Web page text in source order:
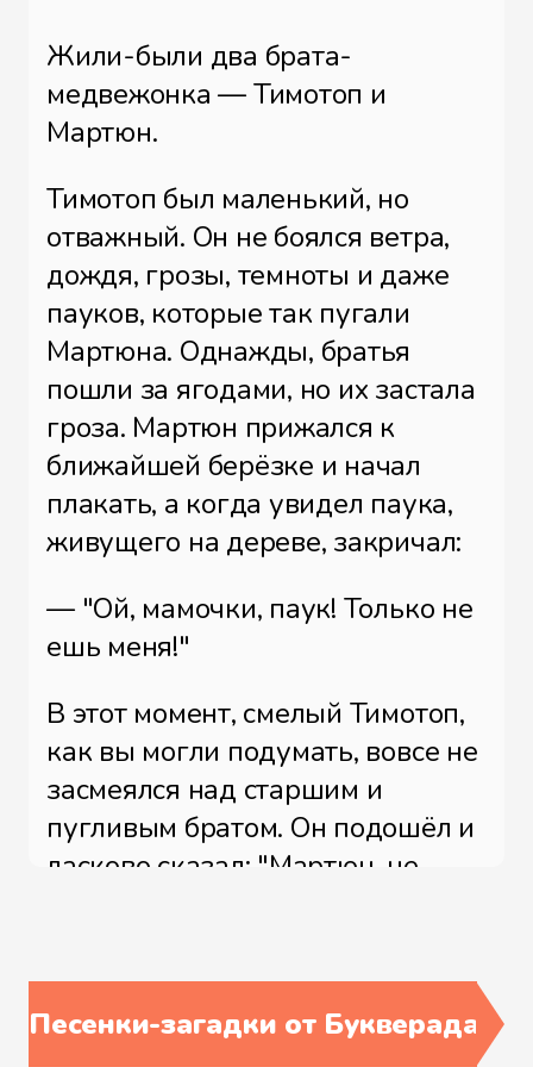
Жили-были два брата-
медвежонка — Тимотоп и
Мартюн.
Тимотоп был маленький, но
отважный. Он не боялся ветра,
дождя, грозы, темноты и даже
пауков, которые так пугали
Мартюна. Однажды, братья
пошли за ягодами, но их застала
гроза. Мартюн прижался к
ближайшей берёзке и начал
плакать, а когда увидел паука,
живущего на дереве, закричал:
— "Ой, мамочки, паук! Только не
ешь меня!"
В этот момент, смелый Тимотоп,
как вы могли подумать, вовсе не
засмеялся над старшим и
пугливым братом. Он подошёл и
ласково сказал: "Мартюн, не
нужно добежать. Гроза пугает, я
согласен, но нам нужно взять все
Песенки-загадки от Букверада